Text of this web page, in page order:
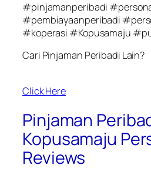
#pinjamanperibadi
#pembiayaanperibadi
#koperasi #Kopusamaju
Cari Pinjaman Peribadi Lain?
Click Here
Pinjaman
Kopusamaju
Reviews